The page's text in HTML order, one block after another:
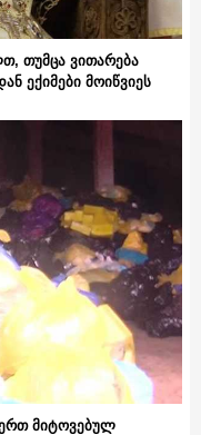
თუმცა ვითარება
ექიმები მოიწვიეს
მიტოვებულ